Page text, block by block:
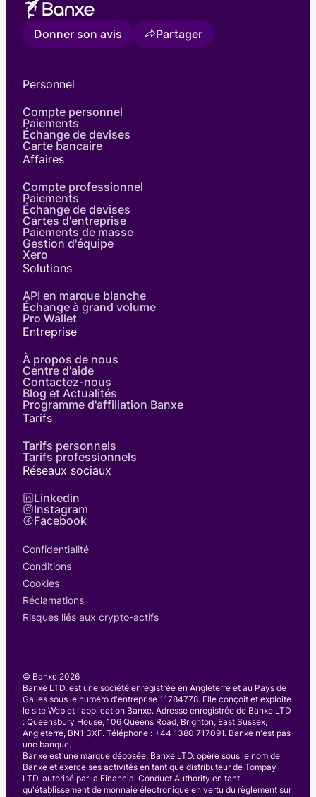
Donner son avis Partager
Personnel
Compte personnel
Paiements
Échange de devises
Carte bancaire
Affaires
Compte professionnel
Paiements
Échange de devises
Cartes d'entreprise
Paiements de masse
Gestion d'équipe
Xero
Solutions
API en marque blanche
Échange à grand volume
Pro Wallet
Entreprise
À propos de nous
Centre d'aide
Contactez-nous
Blog et Actualités
Programme d'affiliation Banxe
Tarifs
Tarifs personnels
Tarifs professionnels
Réseaux sociaux
Linkedin
Instagram
Facebook
Confidentialité
Conditions
Cookies
Réclamations
Risques liés aux crypto-actifs
© Banxe 2026
Banxe LTD. est une société enregistrée en Angleterre et au Pays de
Galles sous le numéro d'entreprise 11784778. Elle conçoit et exploite
le site Web et l'application Banxe. Adresse enregistrée de Banxe LTD
: Queensbury House, 106 Queens Road, Brighton, East Sussex,
Angleterre, BN1 3XF. Téléphone : +44 1380 717091. Banxe n'est pas
une banque.
Banxe est une marque déposée. Banxe LTD. opère sous le nom de
Banxe et exerce ses activités en tant que distributeur de Tompay
LTD, autorisé par la Financial Conduct Authority en tant
qu'établissement de monnaie électronique en vertu du règlement sur